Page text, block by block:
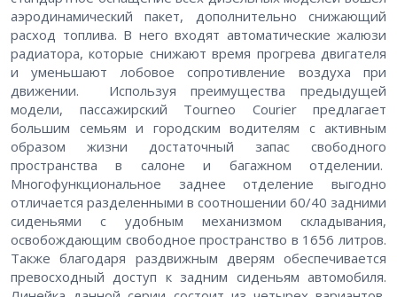
аэродинамический пакет, дополнительно снижающий
расход топлива. В него входят автоматические жалюзи
радиатора, которые снижают время прогрева двигателя
и уменьшают лобовое сопротивление воздуха при
движении. Используя преимущества предыдущей
модели, пассажирский Tourneo Courier предлагает
большим семьям и городским водителям с активным
образом жизни достаточный запас свободного
пространства в салоне и багажном отделении.
Многофункциональное заднее отделение выгодно
отличается разделенными в соотношении 60/40 задними
сиденьями с удобным механизмом складывания,
освобождающим свободное пространство в 1656 литров.
Также благодаря раздвижным дверям обеспечивается
превосходный доступ к задним сиденьям автомобиля.